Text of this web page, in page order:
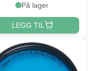
På lager
LEGG TIL